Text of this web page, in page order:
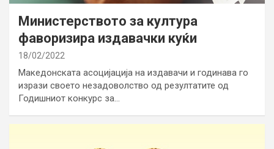
Министерството за култура
фаворизира издавачки куќи
18/02/2022
Македонската асоцијација на издавачи и годинава го
изрази своето незадоволство од резултатите од
Годишниот конкурс за…